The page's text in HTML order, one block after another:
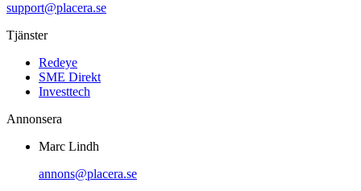
support@placera.se
Tjänster
Redeye
SME Direkt
Investtech
Annonsera
Marc Lindh
annons@placera.se